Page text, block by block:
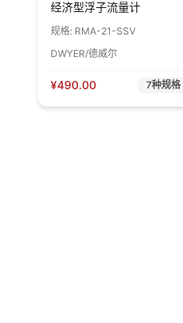
经济型浮子流量计
规格: RMA-21-SSV
DWYER/德威尔
¥490.00 7种规格